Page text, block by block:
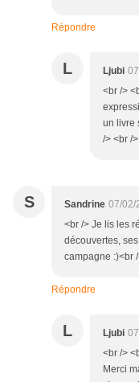
Répondre
L Ljubi
<br />
un livre
/> <br /
S Sandrine 07/02/
<br /> Je lis les
découvertes,
campagne :)<br
Répondre
L Ljubi
<br />
Merci